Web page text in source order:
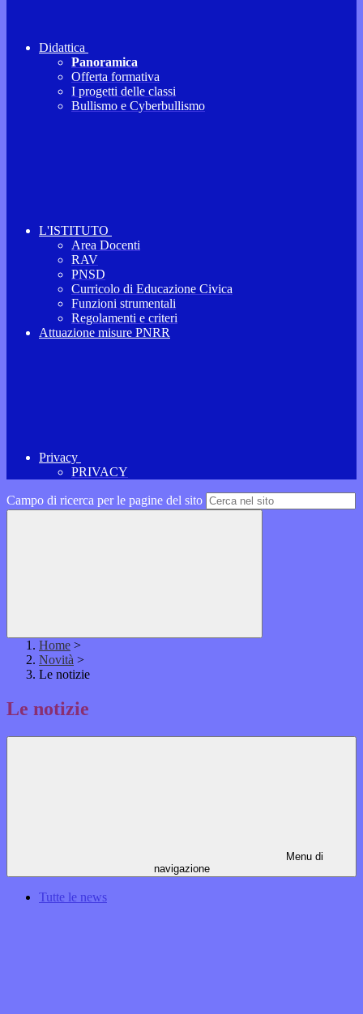
Didattica
Panoramica
Offerta formativa
I progetti delle classi
Bullismo e Cyberbullismo
L'ISTITUTO
Area Docenti
RAV
PNSD
Curricolo di Educazione Civica
Funzioni strumentali
Regolamenti e criteri
Attuazione misure PNRR
Privacy
PRIVACY
Campo di ricerca per le pagine del sito
Home >
Novità >
Le notizie
Le notizie
Menu di
navigazione
Tutte le news